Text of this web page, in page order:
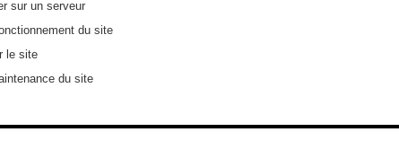
sur un serveur
du site
le site
du site